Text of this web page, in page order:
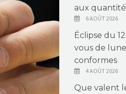
aux
6 AOÛT 2026
Éclipse du
vous de
conformes
4 AOÛT 2026
Que valent